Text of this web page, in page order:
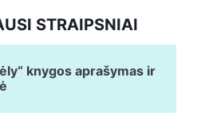
STRAIPSNIAI
knygos aprašymas ir